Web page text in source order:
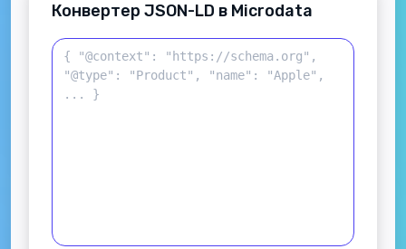
Конвертер JSON-LD в Microdata